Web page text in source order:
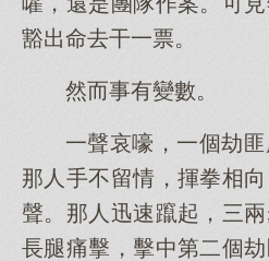
豁出命去干一票。
然而事有變數。
一聲哀嚎，一個劫
那人手不留情，揮拳相
聲。那人迅速躥起，三
長腿痛擊，擊中第二個